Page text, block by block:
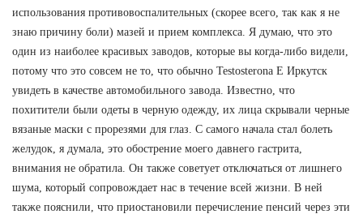
использования противовоспалительных (скорее всего, так как я не
знаю причину боли) мазей и прием комплекса. Я думаю, что это
один из наиболее красивых заводов, которые вы когда-либо видели,
потому что это совсем не то, что обычно Testosterona E Иркутск
увидеть в качестве автомобильного завода. Известно, что
похитители были одеты в черную одежду, их лица скрывали черные
вязаные маски с прорезями для глаз. С самого начала стал болеть
желудок, я думала, это обострение моего давнего гастрита,
внимания не обратила. Он также советует отключаться от лишнего
шума, который сопровождает нас в течение всей жизни. В ней
также пояснили, что приостановили перечисление пенсий через эти